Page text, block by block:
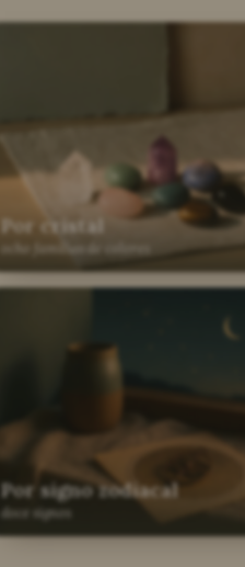
Por cristal
Por signo zodiacal
doce signos